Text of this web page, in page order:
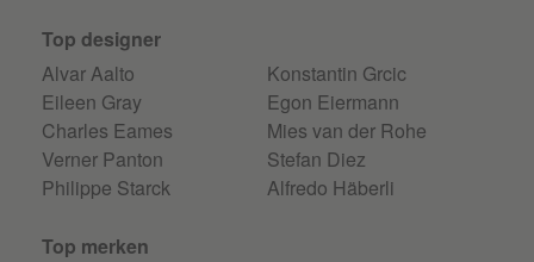
Top designer
Alvar Aalto
Eileen Gray
Charles Eames
Verner Panton
Philippe Starck
Konstantin Grcic
Egon Eiermann
Mies van der Rohe
Stefan Diez
Alfredo Häberli
Top merken